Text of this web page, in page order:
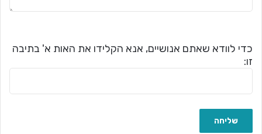
כדי לוודא שאתם אנושיים, אנא הקלידו את האות א' בתיבה
זו: